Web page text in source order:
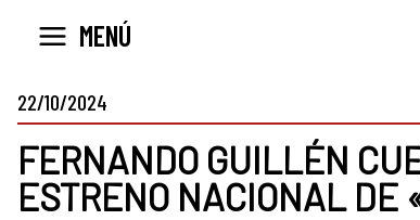
MENÚ
22/10/2024
FERNANDO GUILLÉN
ESTRENO NACIONAL DE